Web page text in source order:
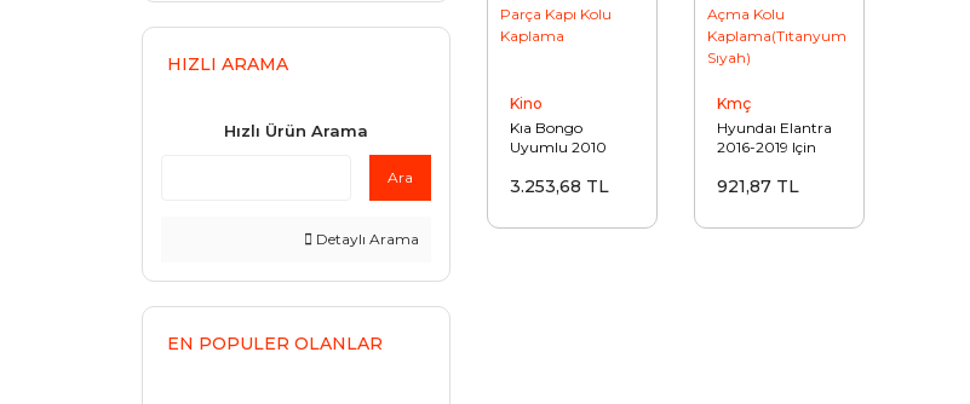
HIZLI ARAMA
Hızlı Ürün Arama
Ara
Detaylı Arama
EN POPULER OLANLAR
Kino
Kıa Bongo
Uyumlu 2010
Parça Kapı Kolu
3.253,68 TL
Kmç
Hyundaı Elantra
2016-2019 Için
Açma Kolu
Sıyah)
921,87 TL